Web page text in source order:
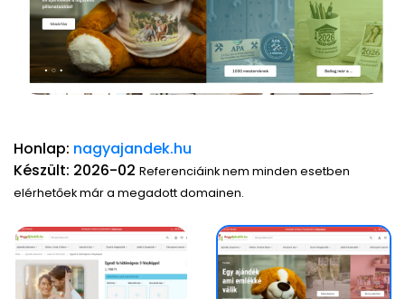
Honlap: nagyajandek.hu
Készült: 2026-02 Referenciáink nem minden esetben
elérhetőek már a megadott domainen.